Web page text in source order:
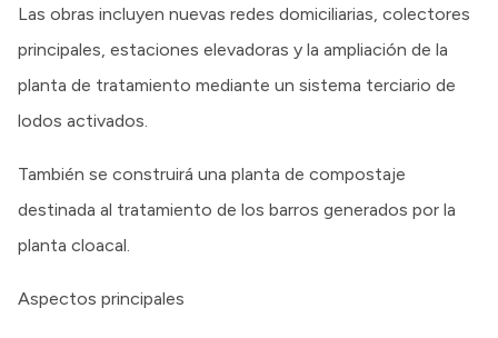
Las obras incluyen nuevas redes domiciliarias, colectores
principales, estaciones elevadoras y la ampliación de la
planta de tratamiento mediante un sistema terciario de
lodos activados.
También se construirá una planta de compostaje
destinada al tratamiento de los barros generados por la
planta cloacal.
Aspectos principales